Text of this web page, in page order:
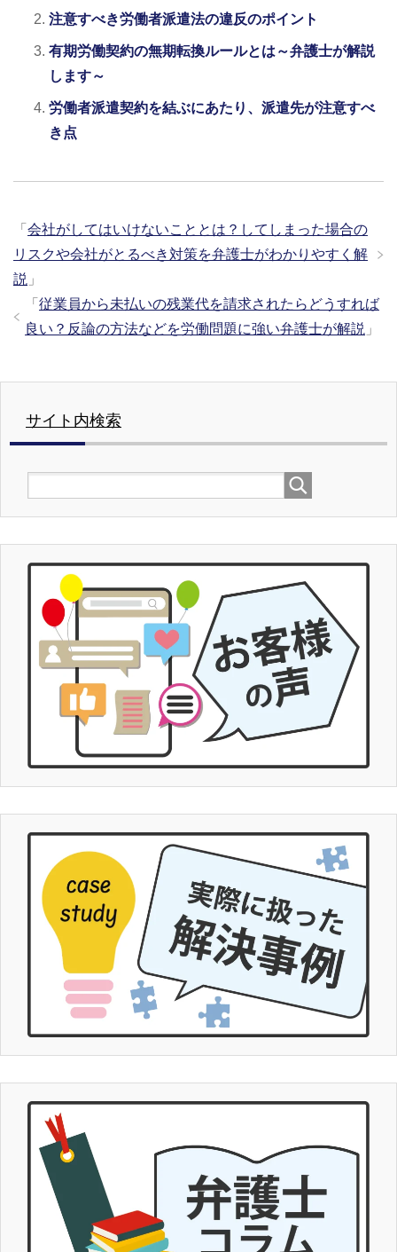
注意すべき労働者派遣法の違反のポイント
有期労働契約の無期転換ルールとは～弁護士が解説
します～
労働者派遣契約を結ぶにあたり、派遣先が注意すべ
き点
「 会社がしてはいけないこととは？してしまった場合の
リスクや会社がとるべき対策を弁護士がわかりやすく解
説 」
「 従業員から未払いの残業代を請求されたらどうすれば
良い？反論の方法などを労働問題に強い弁護士が解説 」
サイト内検索